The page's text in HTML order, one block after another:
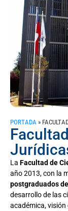
PORTADA »
La Facultad de
año 2013, con la
postgraduados
desarrollo de las
académica,